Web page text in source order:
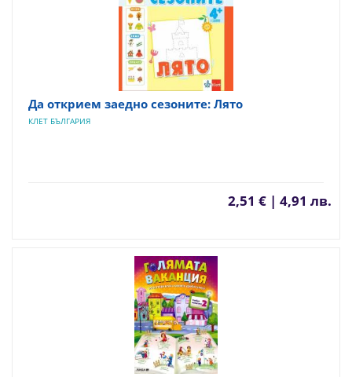
Да открием заедно сезоните: Лято
КЛЕТ БЪЛГАРИЯ
2,51 € | 4,91 лв.